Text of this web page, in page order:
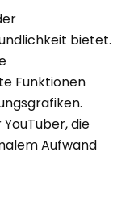
bietet.
Funktionen
die
Aufwand